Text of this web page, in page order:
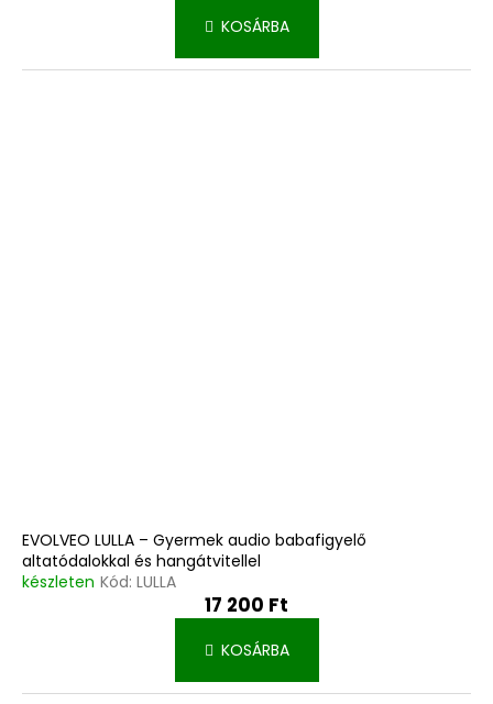
KOSÁRBA
EVOLVEO LULLA – Gyermek audio babafigyelő
altatódalokkal és hangátvitellel
készleten Kód: LULLA
17 200 Ft
KOSÁRBA